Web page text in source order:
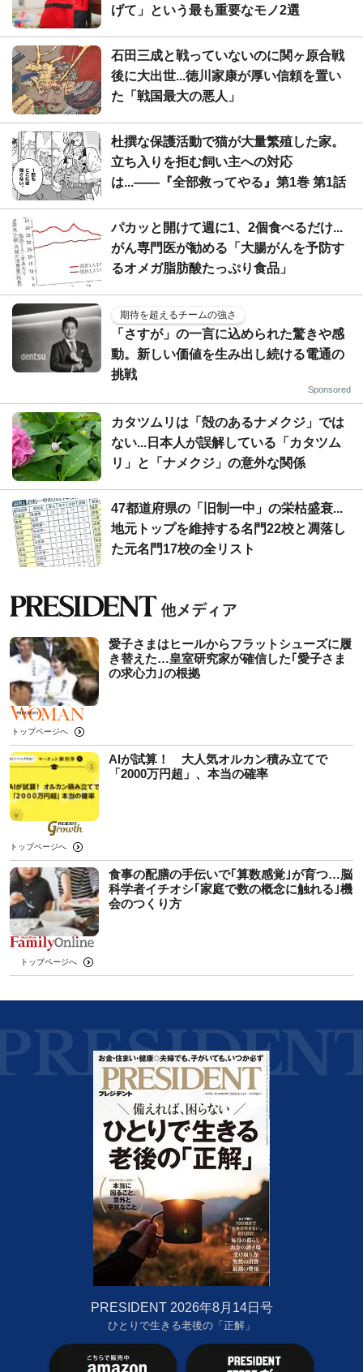
げて」という最も重要なモノ2選
石田三成と戦っていないのに関ヶ原合戦
後に大出世...徳川家康が厚い信頼を置い
た「戦国最大の悪人」
杜撰な保護活動で猫が大量繁殖した家。
立ち入りを拒む飼い主への対応
は...――『全部救ってやる』第1巻 第1話
パカッと開けて週に1、2個食べるだけ...
がん専門医が勧める「大腸がんを予防す
るオメガ脂肪酸たっぷり食品」
期待を超えるチームの強さ
「さすが」の一言に込められた驚きや感
動。新しい価値を生み出し続ける電通の
挑戦
Sponsored
カタツムリは「殻のあるナメクジ」では
ない...日本人が誤解している「カタツム
リ」と「ナメクジ」の意外な関係
47都道府県の「旧制一中」の栄枯盛衰...
地元トップを維持する名門22校と凋落し
た元名門17校の全リスト
愛子さまはヒールからフラットシューズに履
き替えた…皇室研究家が確信した｢愛子さま
の求心力｣の根拠
トップページへ
AIが試算！ 大人気オルカン積み立てで
「2000万円超」、本当の確率
トップページへ
食事の配膳の手伝いで｢算数感覚｣が育つ…脳
科学者イチオシ｢家庭で数の概念に触れる｣機
会のつくり方
トップページへ
PRESIDENT 2026年8月14日号
ひとりで生きる老後の「正解」